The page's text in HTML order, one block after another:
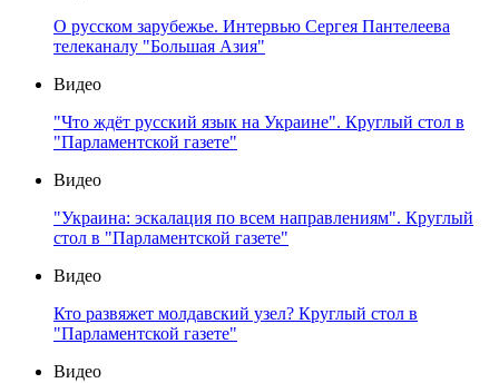
О русском зарубежье. Интервью Сергея Пантелеева
телеканалу "Большая Азия"
Видео
"Что ждёт русский язык на Украине". Круглый стол в
"Парламентской газете"
Видео
"Украина: эскалация по всем направлениям". Круглый
стол в "Парламентской газете"
Видео
Кто развяжет молдавский узел? Круглый стол в
"Парламентской газете"
Видео